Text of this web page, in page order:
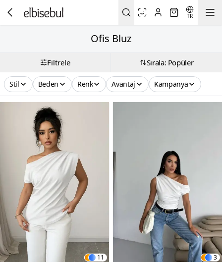
TR
Ofis Bluz
Filtrele Sırala: Popüler
Stil Beden Renk Avantaj Kampanya
11 3